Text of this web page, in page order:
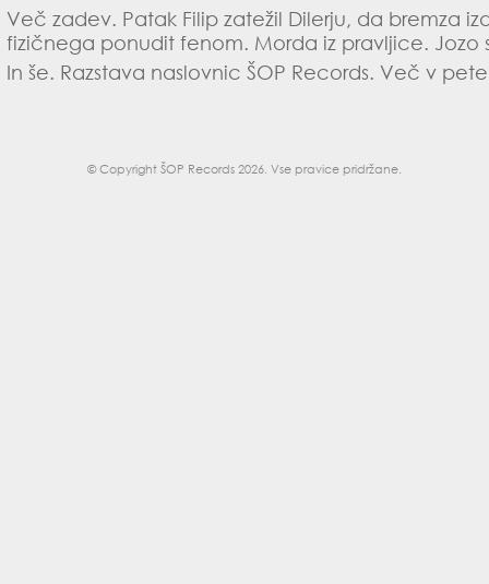
Več zadev. Patak Filip zatežil Dilerju, da bremza
fizičnega ponudit fenom. Morda iz pravljice. Jozo
In še. Razstava naslovnic ŠOP Records. Več v
© CopyrightŠOP Records 2026. Vse pravice pridržane.